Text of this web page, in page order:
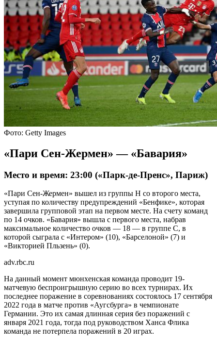
Фото: Getty Images
«Пари Сен-Жермен» — «Бавария»
Место и время: 23:00 («Парк-де-Пренс», Париж)
«Пари Сен-Жермен» вышел из группы Н со второго места,
уступая по количеству предупреждений «Бенфике», которая
завершила групповой этап на первом месте. На счету команд
по 14 очков. «Бавария» вышла с первого места, набрав
максимальное количество очков — 18 — в группе С, в
которой сыграла с «Интером» (10), «Барселоной» (7) и
«Викторией Пльзень» (0).
adv.rbc.ru
На данный момент мюнхенская команда проводит 19-
матчевую беспроигрышную серию во всех турнирах. Их
последнее поражение в соревнованиях состоялось 17 сентября
2022 года в матче против «Аугсбурга» в чемпионате
Германии. Это их самая длинная серия без поражений с
января 2021 года, тогда под руководством Ханса Флика
команда не потерпела поражений в 20 играх.